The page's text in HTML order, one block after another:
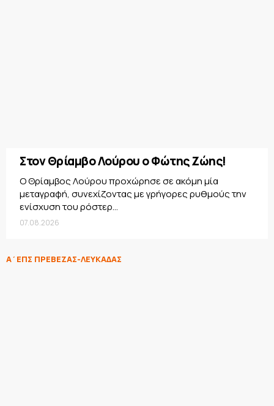
Στον Θρίαμβο Λούρου ο Φώτης Ζώης!
Ο Θρίαμβος Λούρου προχώρησε σε ακόμη μία
μεταγραφή, συνεχίζοντας με γρήγορες ρυθμούς την
ενίσχυση του ρόστερ...
07.08.2026
Α΄ΕΠΣ ΠΡΕΒΕΖΑΣ-ΛΕΥΚΑΔΑΣ